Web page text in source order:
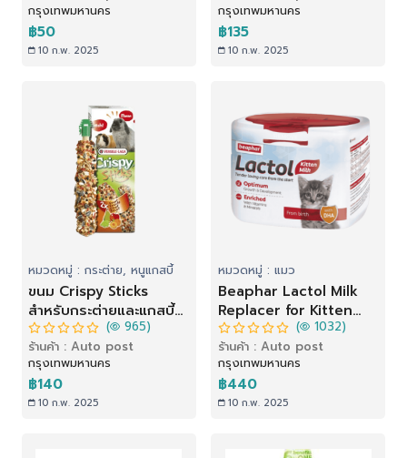
กรุงเทพมหานคร
฿50
10 ก.พ. 2025
กรุงเทพมหานคร
฿135
10 ก.พ. 2025
หมวดหมู่ : กระต่าย, หนูแกสบี้
ขนม Crispy Sticks
สำหรับกระต่ายและแกสบี้
รสผลไม้ (110 g)
( 965)
ร้านค้า : Auto post
กรุงเทพมหานคร
฿140
10 ก.พ. 2025
หมวดหมู่ : แมว
Beaphar Lactol Milk
Replacer for Kitten
นมผงสำหรับลูกแมว (250
g)
( 1032)
ร้านค้า : Auto post
กรุงเทพมหานคร
฿440
10 ก.พ. 2025